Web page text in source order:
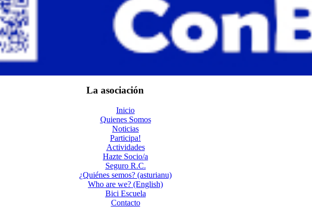
La asociación
Inicio
Quienes Somos
Noticias
Participa!
Actividades
Hazte Socio/a
Seguro R.C.
¿Quiénes semos? (asturianu)
Who are we? (English)
Bici Escuela
Contacto